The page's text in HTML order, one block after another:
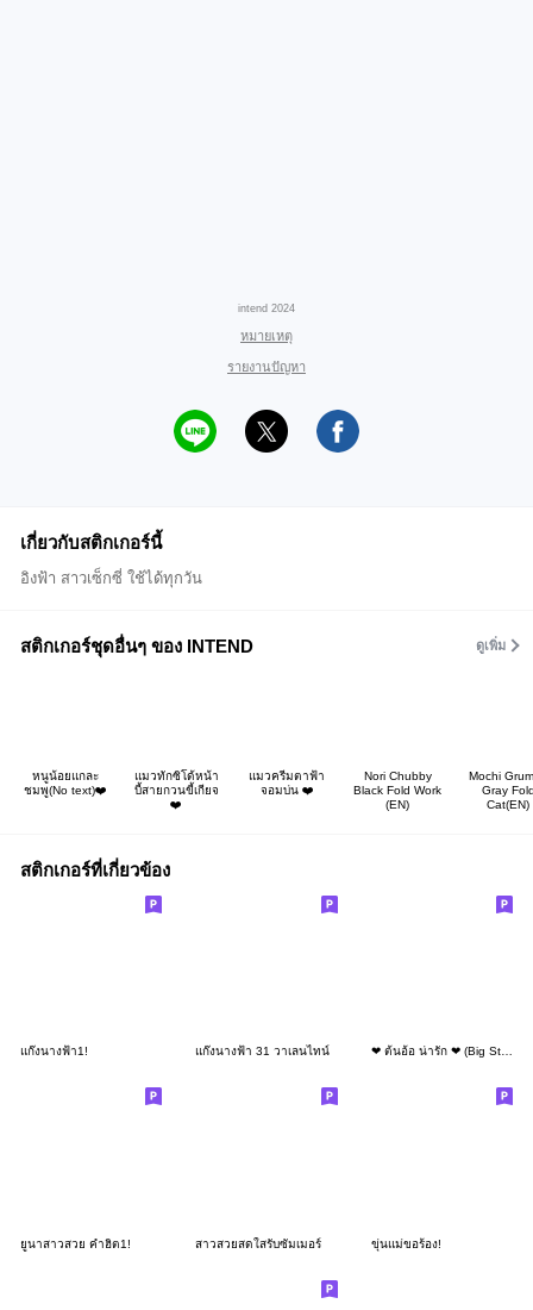
intend 2024
หมายเหตุ
รายงานปัญหา
เกี่ยวกับสติกเกอร์นี้
อิงฟ้า สาวเซ็กซี่ ใช้ได้ทุกวัน
สติกเกอร์ชุดอื่นๆ ของ INTEND ดูเพิ่ม
หนูน้อยแกละ
ชมพู(No text)❤️
แมวทักซิโด้หน้า
บี้สายกวนขี้เกียจ
❤️
แมวครีมตาฟ้า
จอมบ่น ❤️
Nori Chubby
Black Fold Work
(EN)
Mochi
Gray
Cat(EN)
สติกเกอร์ที่เกี่ยวข้อง
แก๊งนางฟ้า1! แก๊งนางฟ้า 31 วาเลนไทน์​ ❤ ต้นอ้อ น่ารัก ❤ (Big Stickers)
ยูนาสาวสวย คำฮิต1! สาวสวยสดใสรับซัมเมอร์ ขุ่นแม่ขอร้อง!